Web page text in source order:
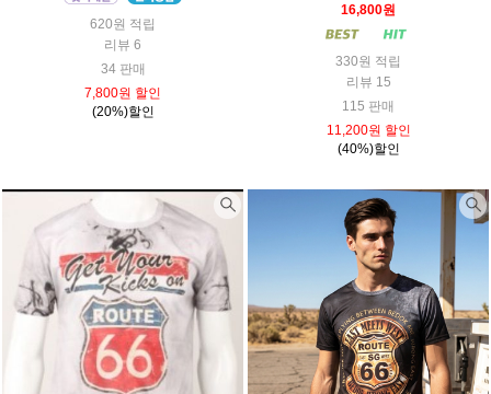
620원 적립
리뷰 6
34 판매
7,800원 할인
(20%)할인
16,800원
330원 적립
리뷰 15
115 판매
11,200원 할인
(40%)할인